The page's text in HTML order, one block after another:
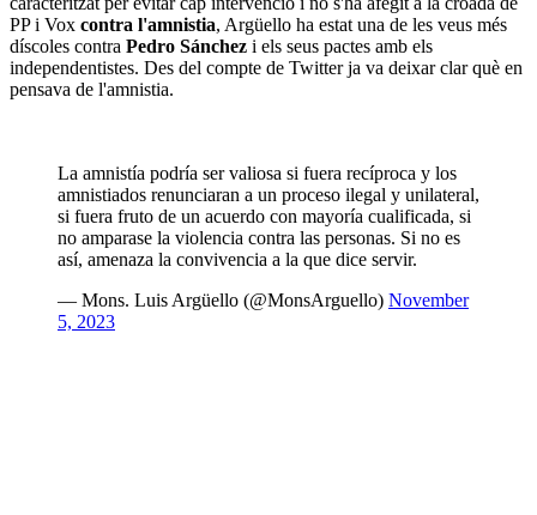
PP i Vox contra l'amnistia, Argüello ha estat una de les veus més
díscoles contra Pedro Sánchez i els seus pactes amb els
independentistes. Des del compte de Twitter ja va deixar clar què en
pensava de l'amnistia.
La amnistía podría ser valiosa si fuera recíproca y los
amnistiados renunciaran a un proceso ilegal y unilateral,
si fuera fruto de un acuerdo con mayoría cualificada, si
no amparase la violencia contra las personas. Si no es
así, amenaza la convivencia a la que dice servir.
— Mons. Luis Argüello (@MonsArguello) November
5, 2023